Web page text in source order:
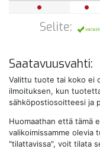
Selite:
Saatavuusvahti:
Valittu tuote tai koko ei
ilmoituksen, kun
sähköpostiosoitteesi ja
Huomaathan että tämä
valikoimissamme olevia
"tilattavissa", voit tilata